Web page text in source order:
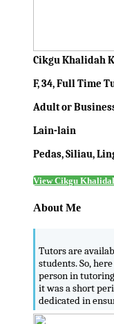
Cikgu Khalidah
F, 34, Full Time
Adult or
Lain-lain
Pedas, Siliau,
View Cikgu
About Me
Tutors are
students. So,
person in
it was a short
dedicated in